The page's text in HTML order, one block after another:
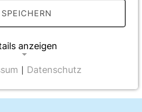
des Beitrages
10.1101/2023.06.09.23291132
SPEICHERN
anzeigen
COOKIES
Datenschutz